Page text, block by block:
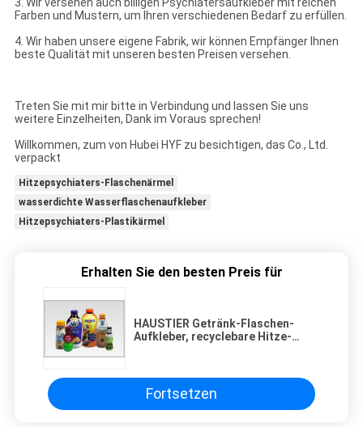
Farben und Mustern, um Ihren verschiedenen Bedarf zu erfüllen.
4. Wir haben unsere eigene Fabrik, wir können Empfänger Ihnen
beste Qualität mit unseren besten Preisen versehen.
Treten Sie mit mir bitte in Verbindung und lassen Sie uns
weitere Einzelheiten, Dank im Voraus sprechen!
Willkommen, zum von Hubei HYF zu besichtigen, das Co., Ltd.
verpackt
Hitzepsychiaters-Flaschenärmel
wasserdichte Wasserflaschenaufkleber
Hitzepsychiaters-Plastikärmel
Erhalten Sie den besten Preis für
HAUSTIER Getränk-Flaschen-
Aufkleber, recyclebare Hitze-
Stärke 50mic
Fortsetzen